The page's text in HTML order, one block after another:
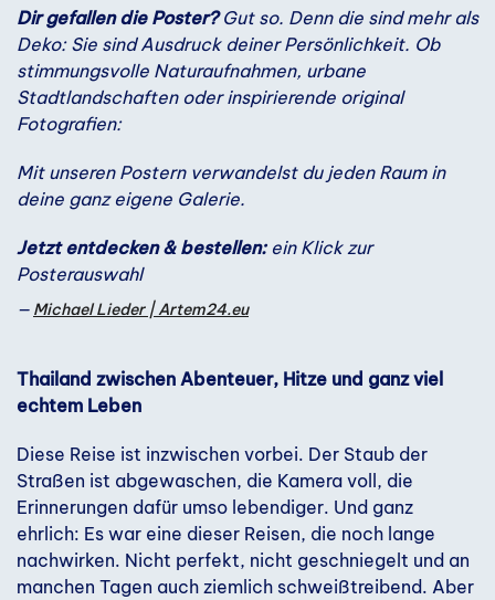
Dir gefallen die Poster?Gut so. Denn die sind mehr als
Deko: Sie sind Ausdruck deiner Persönlichkeit. Ob
stimmungsvolle Naturaufnahmen, urbane
Stadtlandschaften oder inspirierende original
Fotografien:
Mit unseren Postern verwandelst du jeden Raum in
deine ganz eigene Galerie.
Jetzt entdecken & bestellen: ein Klick zur
Posterauswahl
Michael Lieder | Artem24.eu
Thailand zwischen Abenteuer, Hitze und ganz viel
echtem Leben
Diese Reise ist inzwischen vorbei. Der Staub der
Straßen ist abgewaschen, die Kamera voll, die
Erinnerungen dafür umso lebendiger. Und ganz
ehrlich: Es war eine dieser Reisen, die noch lange
nachwirken. Nicht perfekt, nicht geschniegelt und an
manchen Tagen auch ziemlich schweißtreibend. Aber